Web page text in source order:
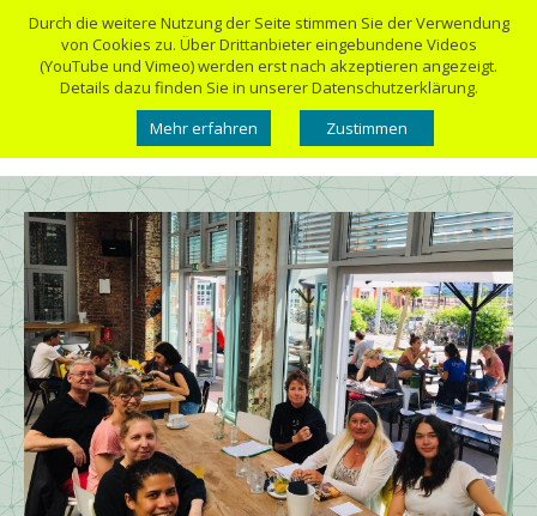
Durch die weitere Nutzung der Seite stimmen Sie der Verwendung
von Cookies zu. Über Drittanbieter eingebundene Videos
(YouTube und Vimeo) werden erst nach akzeptieren angezeigt.
Details dazu finden Sie in unserer Datenschutzerklärung.
Mehr erfahren
Zustimmen